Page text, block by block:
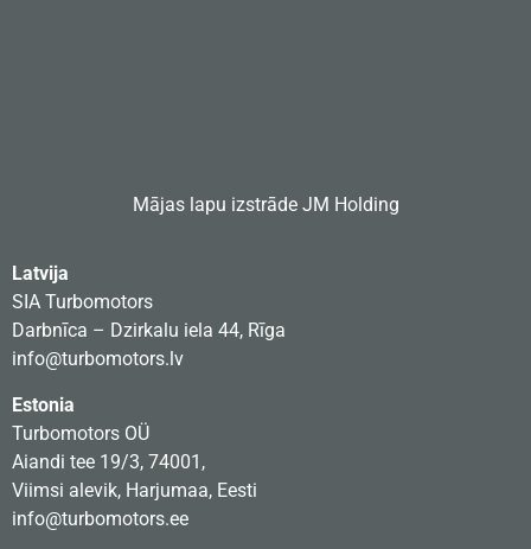
Mājas lapu izstrādeJM Holding
Latvija
SIA Turbomotors
Darbnīca – Dzirkalu iela 44, Rīga
info@turbomotors.lv
Estonia
Turbomotors OÜ
Aiandi tee 19/3, 74001,
Viimsi alevik, Harjumaa, Eesti
info@turbomotors.ee